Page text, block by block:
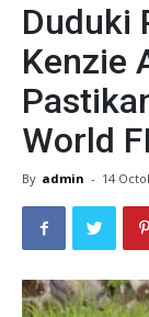
Duduki
Kenzie
World
By admin - 14